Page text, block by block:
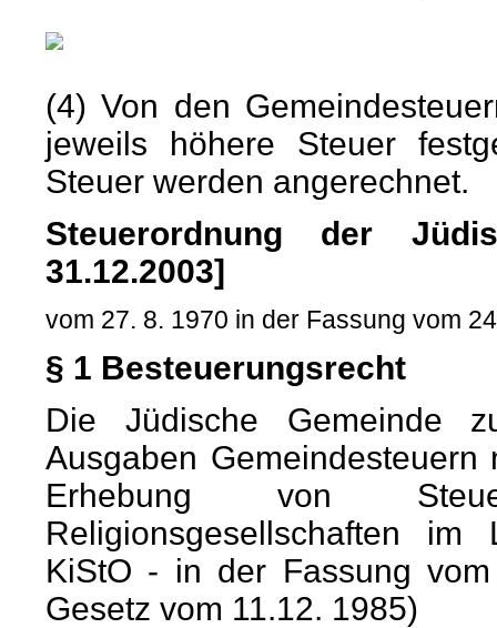
(4) Von den
jeweils höhere Steuer
Steuer werden angerechnet.
Steuerordnung der
31.12.2003]
vom 27. 8. 1970 in der Fassung vom
§ 1 Besteuerungsrecht
Die Jüdische Gemeinde
Ausgaben
Erhebung von
Religionsgesellschaften
KiStO - in der Fassung
Gesetz vom 11.12. 1985)